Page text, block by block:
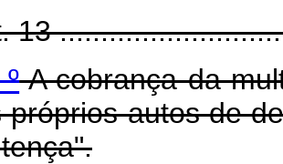
13
A cobrança da
próprios autos de